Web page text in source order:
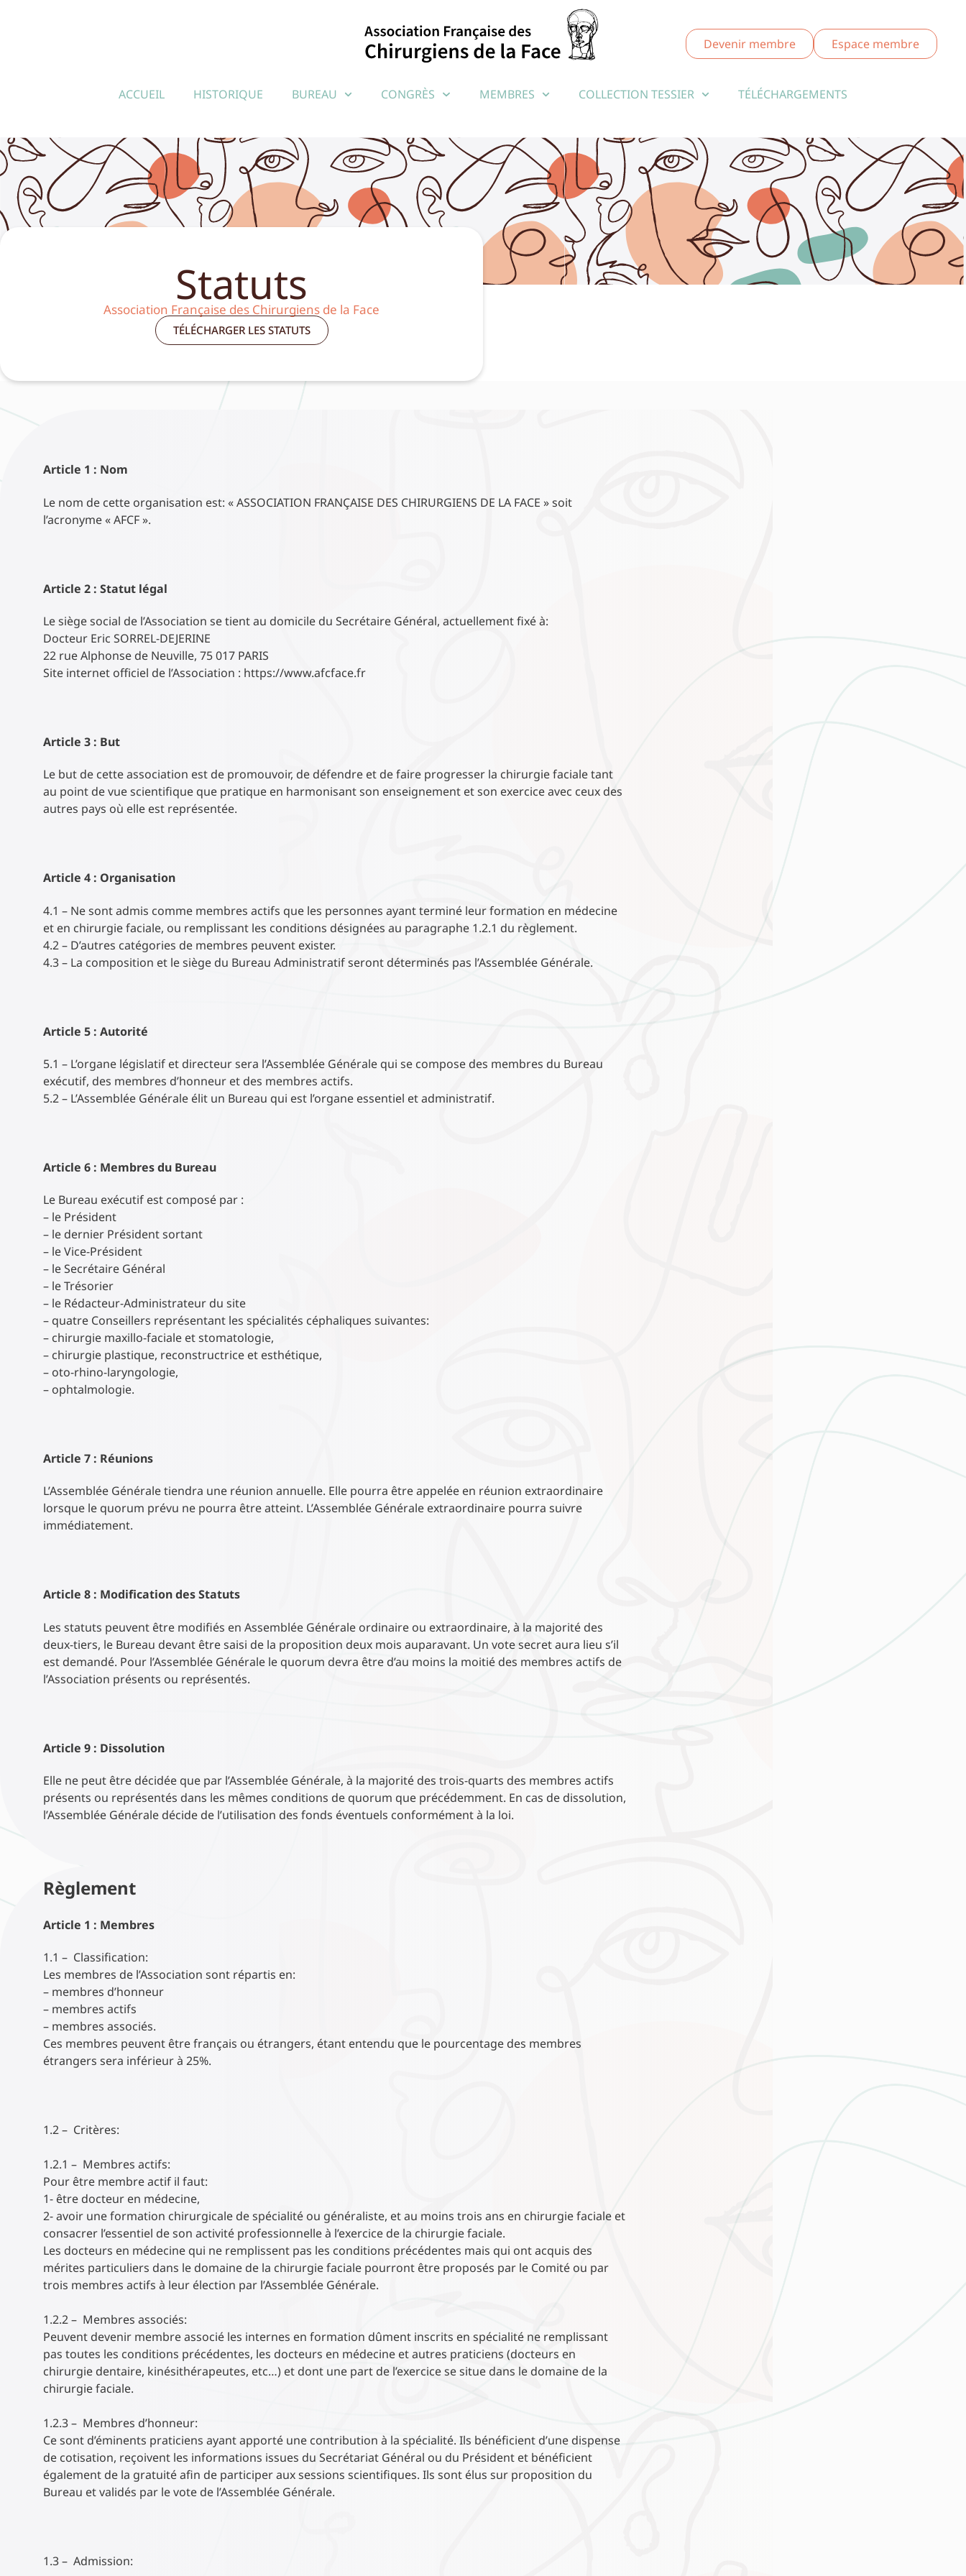
Devenir membre Espace membre
ACCUEIL HISTORIQUE BUREAU CONGRÈS MEMBRES COLLECTION TESSIER TÉLÉCHARGEMENTS
Statuts
Association Française des Chirurgiens de la Face
TÉLÉCHARGER LES STATUTS
Article 1 : Nom
Le nom de cette organisation est: « ASSOCIATION FRANÇAISE DES CHIRURGIENS DE LA FACE » soit
l’acronyme « AFCF ».
Article 2 : Statut légal
Le siège social de l’Association se tient au domicile du Secrétaire Général, actuellement fixé à:
Docteur Eric SORREL-DEJERINE
22 rue Alphonse de Neuville, 75 017 PARIS
Site internet officiel de l’Association : https://www.afcface.fr
Article 3 : But
Le but de cette association est de promouvoir, de défendre et de faire progresser la chirurgie faciale tant
au point de vue scientifique que pratique en harmonisant son enseignement et son exercice avec ceux des
autres pays où elle est représentée.
Article 4 : Organisation
4.1 – Ne sont admis comme membres actifs que les personnes ayant terminé leur formation en médecine
et en chirurgie faciale, ou remplissant les conditions désignées au paragraphe 1.2.1 du règlement.
4.2 – D’autres catégories de membres peuvent exister.
4.3 – La composition et le siège du Bureau Administratif seront déterminés pas l’Assemblée Générale.
Article 5 : Autorité
5.1 – L’organe législatif et directeur sera l’Assemblée Générale qui se compose des membres du Bureau
exécutif, des membres d’honneur et des membres actifs.
5.2 – L’Assemblée Générale élit un Bureau qui est l’organe essentiel et administratif.
Article 6 : Membres du Bureau
Le Bureau exécutif est composé par :
– le Président
– le dernier Président sortant
– le Vice-Président
– le Secrétaire Général
– le Trésorier
– le Rédacteur-Administrateur du site
– quatre Conseillers représentant les spécialités céphaliques suivantes:
– chirurgie maxillo-faciale et stomatologie,
– chirurgie plastique, reconstructrice et esthétique,
– oto-rhino-laryngologie,
– ophtalmologie.
Article 7 : Réunions
L’Assemblée Générale tiendra une réunion annuelle. Elle pourra être appelée en réunion extraordinaire
lorsque le quorum prévu ne pourra être atteint. L’Assemblée Générale extraordinaire pourra suivre
immédiatement.
Article 8 : Modification des Statuts
Les statuts peuvent être modifiés en Assemblée Générale ordinaire ou extraordinaire, à la majorité des
deux-tiers, le Bureau devant être saisi de la proposition deux mois auparavant. Un vote secret aura lieu s’il
est demandé. Pour l’Assemblée Générale le quorum devra être d’au moins la moitié des membres actifs de
l’Association présents ou représentés.
Article 9 : Dissolution
Elle ne peut être décidée que par l’Assemblée Générale, à la majorité des trois-quarts des membres actifs
présents ou représentés dans les mêmes conditions de quorum que précédemment. En cas de dissolution,
l’Assemblée Générale décide de l’utilisation des fonds éventuels conformément à la loi.
Règlement
Article 1 : Membres
1.1 – Classification:
Les membres de l’Association sont répartis en:
– membres d’honneur
– membres actifs
– membres associés.
Ces membres peuvent être français ou étrangers, étant entendu que le pourcentage des membres
étrangers sera inférieur à 25%.
1.2 – Critères:
1.2.1 – Membres actifs:
Pour être membre actif il faut:
1- être docteur en médecine,
2- avoir une formation chirurgicale de spécialité ou généraliste, et au moins trois ans en chirurgie faciale et
consacrer l’essentiel de son activité professionnelle à l’exercice de la chirurgie faciale.
Les docteurs en médecine qui ne remplissent pas les conditions précédentes mais qui ont acquis des
mérites particuliers dans le domaine de la chirurgie faciale pourront être proposés par le Comité ou par
trois membres actifs à leur élection par l’Assemblée Générale.
1.2.2 – Membres associés:
Peuvent devenir membre associé les internes en formation dûment inscrits en spécialité ne remplissant
pas toutes les conditions précédentes, les docteurs en médecine et autres praticiens (docteurs en
chirurgie dentaire, kinésithérapeutes, etc…) et dont une part de l’exercice se situe dans le domaine de la
chirurgie faciale.
1.2.3 – Membres d’honneur:
Ce sont d’éminents praticiens ayant apporté une contribution à la spécialité. Ils bénéficient d’une dispense
de cotisation, reçoivent les informations issues du Secrétariat Général ou du Président et bénéficient
également de la gratuité afin de participer aux sessions scientifiques. Ils sont élus sur proposition du
Bureau et validés par le vote de l’Assemblée Générale.
1.3 – Admission: